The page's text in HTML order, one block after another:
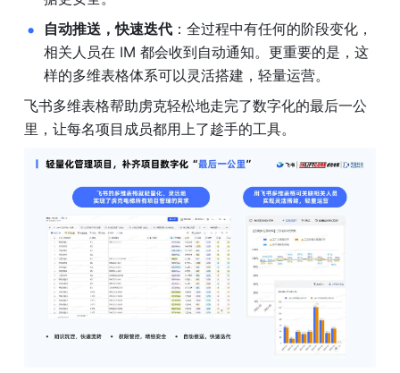
自动推送，快速迭代 ：全过程中有任何的阶段变化，
相关人员在 IM 都会收到自动通知。更重要的是，这
样的多维表格体系可以灵活搭建，轻量运营。
飞书多维表格帮助虏克轻松地走完了数字化的最后一公
里，让每名项目成员都用上了趁手的工具。